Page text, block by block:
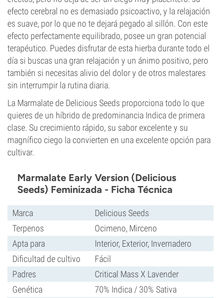
efecto cerebral no es demasiado psicoactivo, y la relajación
es suave, por lo que no te dejará pegado al sillón. Con este
efecto perfectamente equilibrado, posee un gran potencial
terapéutico. Puedes disfrutar de esta hierba durante todo el
día si buscas una gran relajación y un ánimo positivo, pero
también si necesitas alivio del dolor y de otros malestares
sin interrumpir la rutina diaria.
La Marmalate de Delicious Seeds proporciona todo lo que
quieres de un híbrido de predominancia Indica de primera
clase. Su crecimiento rápido, su sabor excelente y su
magnífico ciego la convierten en una excelente opción para
cultivar.
Marmalate Early Version (Delicious
Seeds) Feminizada - Ficha Técnica
Marca
Delicious Seeds
Terpenos
Ocimeno, Mirceno
Apta para
Interior, Exterior, Invernadero
Dificultad de cultivo
Fácil
Padres
Critical Mass X Lavender
Genética
70% Indica / 30% Sativa